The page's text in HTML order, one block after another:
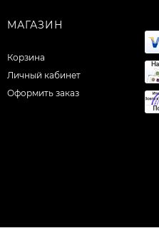
МАГАЗИН
Корзина
Личный кабинет
Оформить заказ